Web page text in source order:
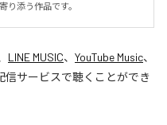
り添う作品です。
LINE MUSIC、 YouTube Music、
信サービスで聴くことができ